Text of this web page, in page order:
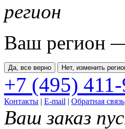
регион
Ваш регион
Да, все верно Нет, изменить
+7 (495)
Контакты | E-mail | Обратная связь
Ваш заказ